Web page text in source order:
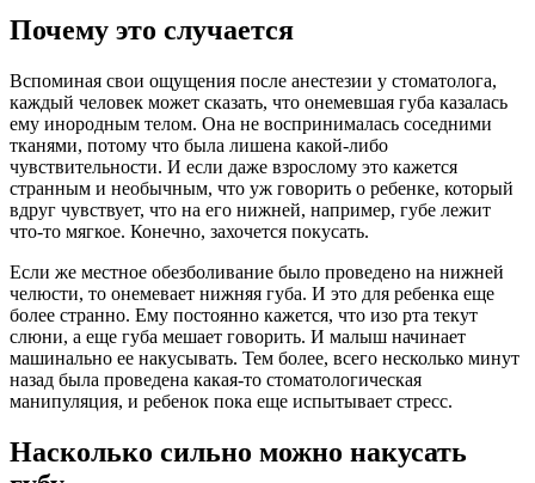
Почему это случается
Вспоминая свои ощущения после анестезии у стоматолога,
каждый человек может сказать, что онемевшая губа казалась
ему инородным телом. Она не воспринималась соседними
тканями, потому что была лишена какой-либо
чувствительности. И если даже взрослому это кажется
странным и необычным, что уж говорить о ребенке, который
вдруг чувствует, что на его нижней, например, губе лежит
что-то мягкое. Конечно, захочется покусать.
Если же местное обезболивание было проведено на нижней
челюсти, то онемевает нижняя губа. И это для ребенка еще
более странно. Ему постоянно кажется, что изо рта текут
слюни, а еще губа мешает говорить. И малыш начинает
машинально ее накусывать. Тем более, всего несколько минут
назад была проведена какая-то стоматологическая
манипуляция, и ребенок пока еще испытывает стресс.
Насколько сильно можно накусать